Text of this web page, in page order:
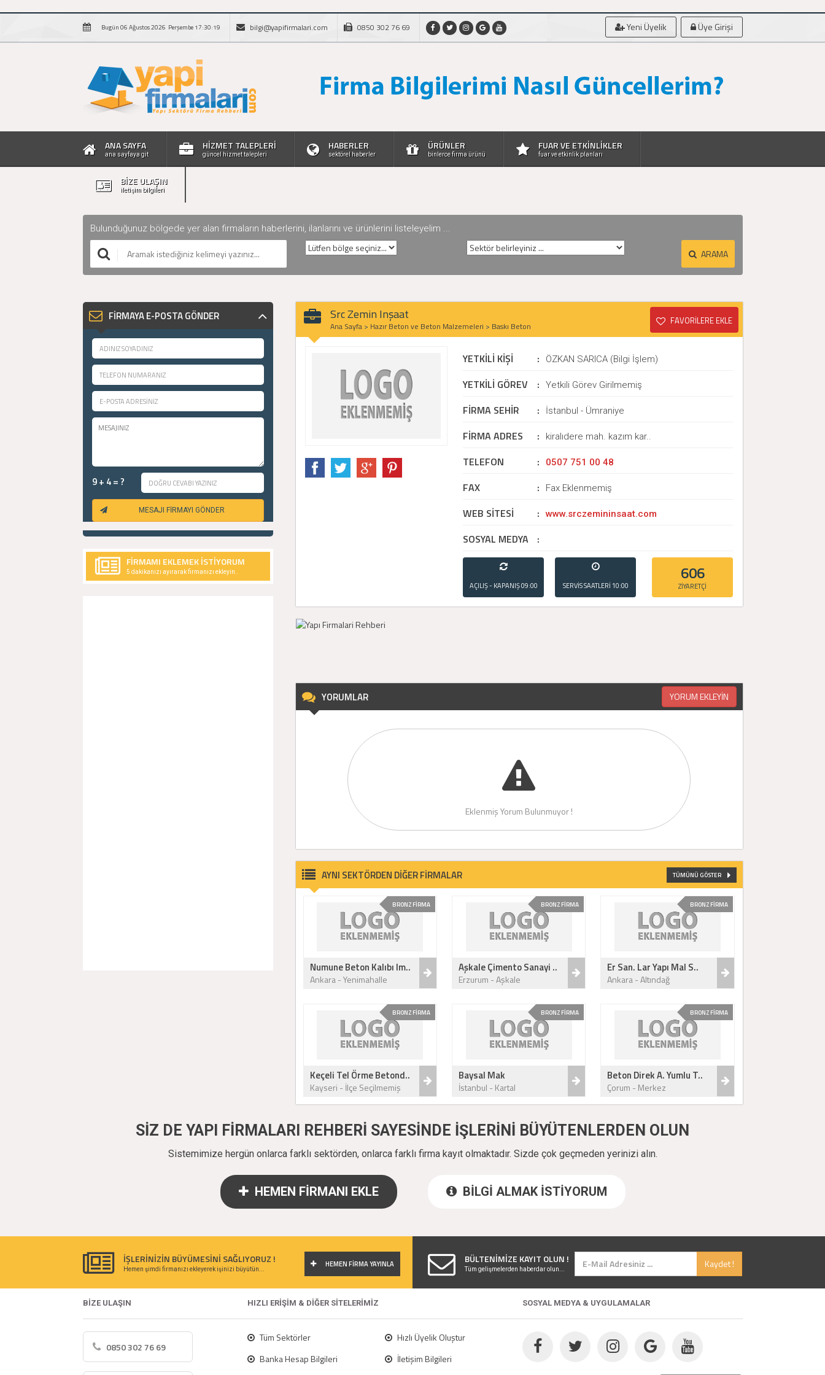
Bugün 06 Ağustos 2026 Perşembe 17:30:20 bilgi@yapifirmalari.com 0850 302 76 69 Yeni Üyelik Üye Girişi
ANA SAYFA
ana sayfaya git
HİZMET TALEPLERİ
güncel hizmet talepleri
HABERLER
sektörel haberler
ÜRÜNLER
binlerce firma ürünü
FUAR VE ETKİNLİKLER
fuar ve etkinlik planları
BİZE ULAŞIN
iletişim bilgileri
Bulunduğunuz bölgede yer alan firmaların haberlerini, ilanlarını ve ürünlerini listeleyelim ...
ARAMA
FİRMAYA E-POSTA GÖNDER
9 + 4 = ?
MESAJI FİRMAYI GÖNDER
FİRMAMI EKLEMEK İSTİYORUM
5 dakikanızı ayırarak firmanızı ekleyin..
Src Zemin Inşaat
Ana Sayfa > Hazır Beton ve Beton Malzemeleri > Baskı Beton FAVORİLERE EKLE
YETKİLİ KİŞİ : ÖZKAN SARICA (Bilgi İşlem)
YETKİLİ GÖREV : Yetkili Görev Girilmemiş
FİRMA SEHİR : İstanbul - Ümraniye
FİRMA ADRES : kiralıdere mah. kazım kar..
TELEFON : 0507 751 00 48
FAX : Fax Eklenmemiş
WEB SİTESİ : www.srczemininsaat.com
SOSYAL MEDYA :
AÇILIŞ - KAPANIŞ09:00
- 21:00
SERVİS SAATLERİ 10:00
- 20:00
606
ZİYARETÇİ
YORUMLAR YORUM EKLEYİN
Eklenmiş Yorum Bulunmuyor !
AYNI SEKTÖRDEN DİĞER FİRMALAR TÜMÜNÜ GÖSTER
BRONZ FİRMA
Numune Beton Kalıbı Im..
Ankara - Yenimahalle
BRONZ FİRMA
Aşkale Çimento Sanayi ..
Erzurum - Aşkale
BRONZ FİRMA
Er San. Lar Yapı Mal S..
Ankara - Altındağ
BRONZ FİRMA
Keçeli Tel Örme Betond..
Kayseri - İlçe Seçilmemiş
BRONZ FİRMA
Baysal Mak
İstanbul - Kartal
BRONZ FİRMA
Beton Direk A. Yumlu T..
Çorum - Merkez
SİZ DE YAPI FİRMALARI REHBERİ SAYESİNDE İŞLERİNİ BÜYÜTENLERDEN OLUN
Sistemimize hergün onlarca farklı sektörden, onlarca farklı firma kayıt olmaktadır. Sizde çok geçmeden yerinizi alın.
HEMEN FİRMANI EKLE BİLGİ ALMAK İSTİYORUM
İŞLERİNİZİN BÜYÜMESİNİ SAĞLIYORUZ ! HEMEN FİRMA YAYINLA
Hemen şimdi firmanızı ekleyerek işinizi büyütün...
BÜLTENİMİZE KAYIT OLUN ! Kaydet !
Tüm gelişmelerden haberdar olun...
BİZE ULAŞIN HIZLI ERİŞİM & DİĞER SİTELERİMİZ SOSYAL MEDYA & UYGULAMALAR
0850 302 76 69
Tüm Sektörler
Hızlı Üyelik Oluştur
Banka Hesap Bilgileri
İletişim Bilgileri